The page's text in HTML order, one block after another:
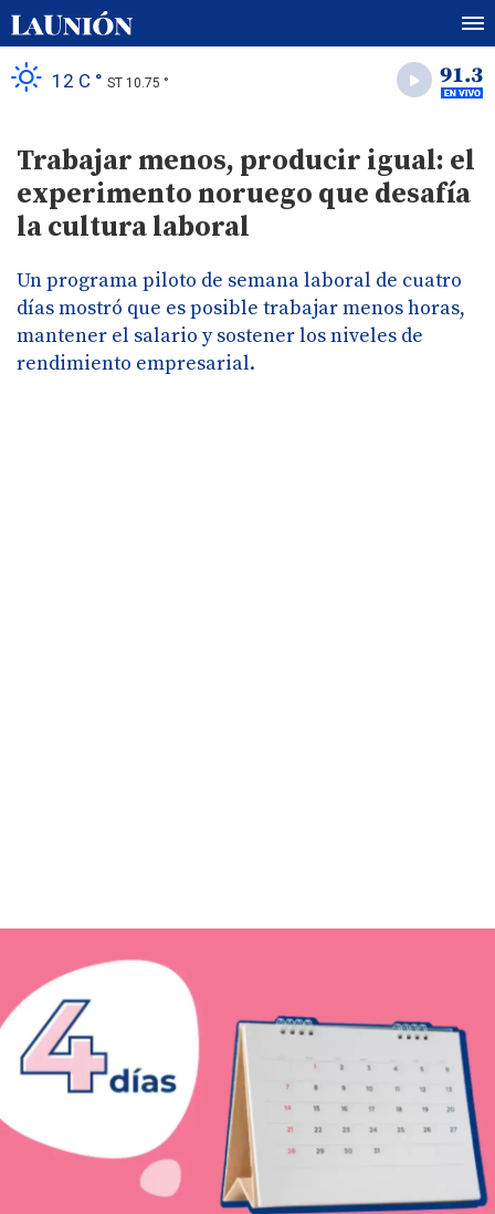
12 C ° ST 10.75 °
Trabajar menos, producir igual: el
experimento noruego que desafía
la cultura laboral
Un programa piloto de semana laboral de cuatro
días mostró que es posible trabajar menos horas,
mantener el salario y sostener los niveles de
rendimiento empresarial.